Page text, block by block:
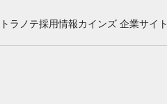
トラノテ採用情報カインズ 企業サイト